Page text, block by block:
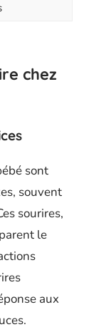
chez
sont
souvent
sourires,
le
aux